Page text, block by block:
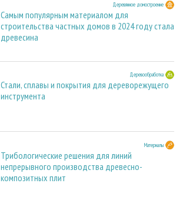
Деревянное домостроение
Самым популярным материалом для
строительства частных домов в 2024 году стала
древесина
Деревообработка
Стали, сплавы и покрытия для дереворежущего
инструмента
Материалы
Трибологические решения для линий
непрерывного производства древесно-
композитных плит